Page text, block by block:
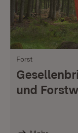
Forst
und